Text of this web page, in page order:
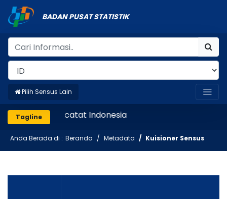
BADAN PUSAT STATISTIK
Pilih Sensus Lain
TaglineMencatat Indonesia
Anda Berada di : Beranda Metadata Kuisioner Sensus